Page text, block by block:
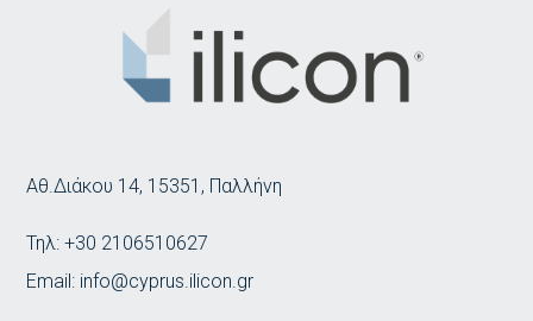
Αθ.Διάκου 14, 15351, Παλλήνη
Τηλ:+30 2106510627
Email: info@cyprus.ilicon.gr